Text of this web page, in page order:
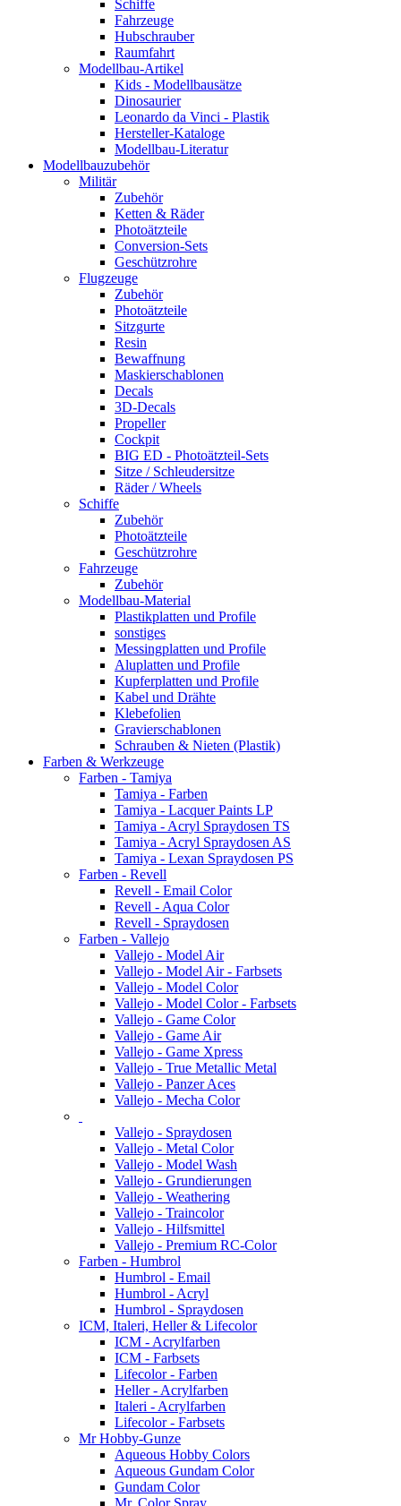
Schiffe
Fahrzeuge
Hubschrauber
Raumfahrt
Modellbau-Artikel
Kids - Modellbausätze
Dinosaurier
Leonardo da Vinci - Plastik
Hersteller-Kataloge
Modellbau-Literatur
Modellbauzubehör
Militär
Zubehör
Ketten & Räder
Photoätzteile
Conversion-Sets
Geschützrohre
Flugzeuge
Zubehör
Photoätzteile
Sitzgurte
Resin
Bewaffnung
Maskierschablonen
Decals
3D-Decals
Propeller
Cockpit
BIG ED - Photoätzteil-Sets
Sitze / Schleudersitze
Räder / Wheels
Schiffe
Zubehör
Photoätzteile
Geschützrohre
Fahrzeuge
Zubehör
Modellbau-Material
Plastikplatten und Profile
sonstiges
Messingplatten und Profile
Aluplatten und Profile
Kupferplatten und Profile
Kabel und Drähte
Klebefolien
Gravierschablonen
Schrauben & Nieten (Plastik)
Farben & Werkzeuge
Farben - Tamiya
Tamiya - Farben
Tamiya - Lacquer Paints LP
Tamiya - Acryl Spraydosen TS
Tamiya - Acryl Spraydosen AS
Tamiya - Lexan Spraydosen PS
Farben - Revell
Revell - Email Color
Revell - Aqua Color
Revell - Spraydosen
Farben - Vallejo
Vallejo - Model Air
Vallejo - Model Air - Farbsets
Vallejo - Model Color
Vallejo - Model Color - Farbsets
Vallejo - Game Color
Vallejo - Game Air
Vallejo - Game Xpress
Vallejo - True Metallic Metal
Vallejo - Panzer Aces
Vallejo - Mecha Color
Vallejo - Spraydosen
Vallejo - Metal Color
Vallejo - Model Wash
Vallejo - Grundierungen
Vallejo - Weathering
Vallejo - Traincolor
Vallejo - Hilfsmittel
Vallejo - Premium RC-Color
Farben - Humbrol
Humbrol - Email
Humbrol - Acryl
Humbrol - Spraydosen
ICM, Italeri, Heller & Lifecolor
ICM - Acrylfarben
ICM - Farbsets
Lifecolor - Farben
Heller - Acrylfarben
Italeri - Acrylfarben
Lifecolor - Farbsets
Mr Hobby-Gunze
Aqueous Hobby Colors
Aqueous Gundam Color
Gundam Color
Mr. Color Spray